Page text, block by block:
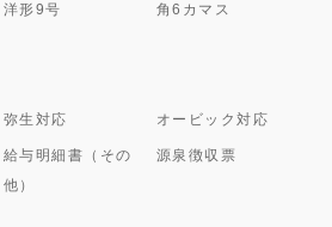
洋形9号 角6カマス
弥生対応 オービック対応
給与明細書（その
他）
源泉徴収票